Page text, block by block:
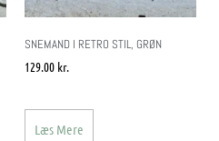
SNEMAND I RETRO STIL, GRØN
129.00 kr.
Læs Mere